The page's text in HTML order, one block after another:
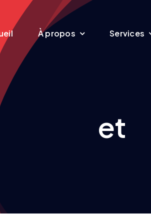
À propos Services
et